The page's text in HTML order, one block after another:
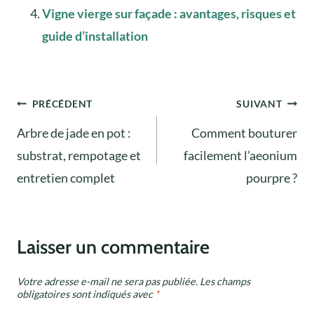
Vigne vierge sur façade : avantages, risques et
guide d’installation
Navigation
de
l’article
PRÉCÉDENT
Arbre de jade en pot :
substrat, rempotage et
entretien complet
SUIVANT
Comment bouturer
facilement l’aeonium
pourpre ?
Laisser un commentaire
Votre adresse e-mail ne sera pas publiée. Les champs
obligatoires sont indiqués avec *